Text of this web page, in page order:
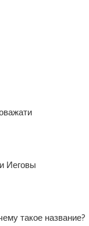
Иеговы
такое название?